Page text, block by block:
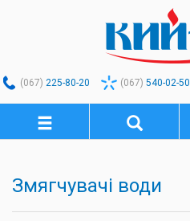
(067) 225-80-20 (067) 540-02-50
Змягчувачі води